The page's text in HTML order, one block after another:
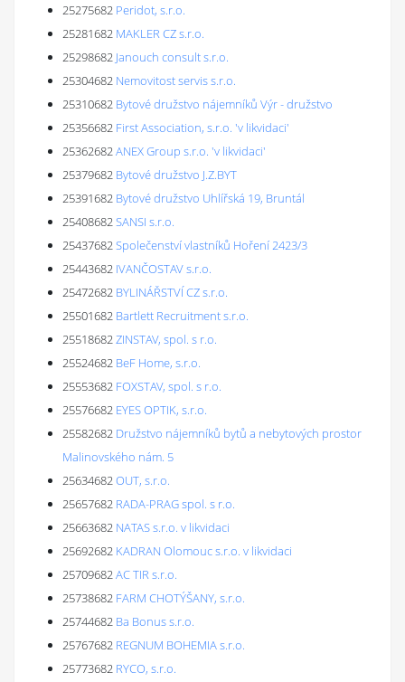
25275682 Peridot, s.r.o.
25281682 MAKLER CZ s.r.o.
25298682 Janouch consult s.r.o.
25304682 Nemovitost servis s.r.o.
25310682 Bytové družstvo nájemníků Výr - družstvo
25356682 First Association, s.r.o. 'v likvidaci'
25362682ANEX Group s.r.o. 'v likvidaci'
25379682 Bytové družstvo J.Z.BYT
25391682 Bytové družstvo Uhlířská 19, Bruntál
25408682SANSI s.r.o.
25437682Společenství vlastníků Hoření 2423/3
25443682 IVANČOSTAV s.r.o.
25472682 BYLINÁŘSTVÍ CZ s.r.o.
25501682 Bartlett Recruitment s.r.o.
25518682ZINSTAV, spol. s r.o.
25524682 BeF Home, s.r.o.
25553682 FOXSTAV, spol. s r.o.
25576682 EYES OPTIK, s.r.o.
25582682 Družstvo nájemníků bytů a nebytových prostor
Malinovského nám. 5
25634682OUT, s.r.o.
25657682 RADA-PRAG spol. s r.o.
25663682 NATAS s.r.o. v likvidaci
25692682 KADRAN Olomouc s.r.o. v likvidaci
25709682AC TIR s.r.o.
25738682 FARM CHOTÝŠANY, s.r.o.
25744682 Ba Bonus s.r.o.
25767682 REGNUM BOHEMIA s.r.o.
25773682 RYCO, s.r.o.